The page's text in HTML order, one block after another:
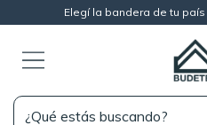
Elegí la bandera de tu